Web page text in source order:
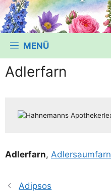
MENÜ
Adlerfarn
Adler­farn, Adler­saum­farn
Adipsos